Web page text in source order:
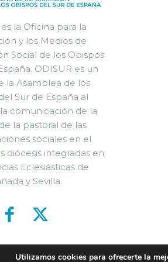
la Oficina para la
y los Medios de
Social de los Obispos
ODISUR es un
la Asamblea de los
Sur de España al
comunicación de la
la pastoral de las
sociales en el
diócesis integradas en
Eclesiásticas de
y Sevilla.
Utilizamos cookies para ofrecerte la